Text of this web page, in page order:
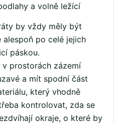
a volně ležící
by vždy měly být
po celé jejich
páskou.
prostorách zázemí
a mít spodní část
který vhodně
kontrolovat, zda se
okraje, o které by